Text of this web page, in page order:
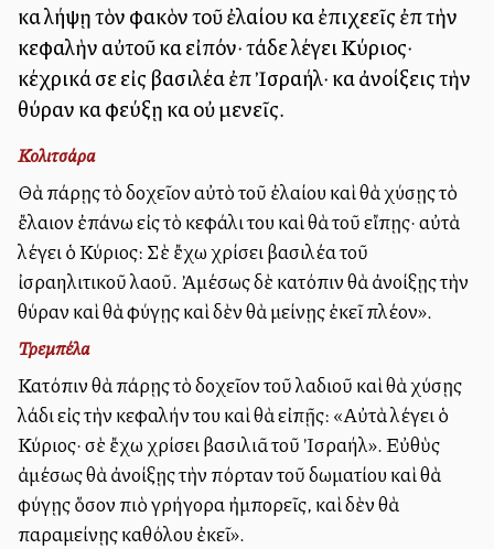
καὶ λήψῃ τὸν φακὸν τοῦ ἐλαίου καὶ ἐπιχεεῖς ἐπὶ τὴν
κεφαλὴν αὐτοῦ καὶ εἰπόν· τάδε λέγει Κύριος·
κέχρικά σε εἰς βασιλέα ἐπὶ Ἰσραήλ· καὶ ἀνοίξεις τὴν
θύραν καὶ φεύξῃ καὶ οὐ μενεῖς.
Κολιτσάρα
Θὰ πάρῃς τὸ δοχεῖον αὐτὸ τοῦ ἐλαίου καὶ θὰ χύσῃς τὸ
ἔλαιον ἐπάνω εἰς τὸ κεφάλι του καὶ θὰ τοῦ εἴπῃς· αὐτὰ
λέγει ὁ Κύριος: Σὲ ἔχω χρίσει βασιλέα τοῦ
ἰσραηλιτικοῦ λαοῦ. Ἀμέσως δὲ κατόπιν θὰ ἀνοίξῃς τὴν
θύραν καὶ θὰ φύγῃς καὶ δὲν θὰ μείνῃς ἐκεῖ πλέον».
Τρεμπέλα
Κατόπιν θὰ πάρῃς τὸ δοχεῖον τοῦ λαδιοῦ καὶ θὰ χύσῃς
λάδι εἰς τὴν κεφαλήν του καὶ θὰ εἰπῇς: «Αὐτὰ λέγει ὁ
Κύριος· σὲ ἔχω χρίσει βασιλιᾶ τοῦ Ἰσραήλ». Εὐθὺς
ἀμέσως θὰ ἀνοίξῃς τὴν πόρταν τοῦ δωματίου καὶ θὰ
φύγῃς ὅσον πιὸ γρήγορα ἠμπορεῖς, καὶ δὲν θὰ
παραμείνῃς καθόλου ἐκεῖ».